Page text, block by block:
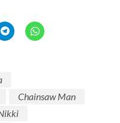
Chainsaw Man